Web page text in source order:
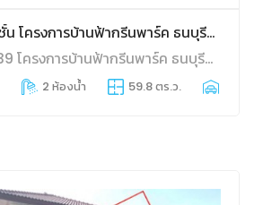
บ้านเดี่ยว 2 ชั้น โครงการบ้านฟ้ากรีนพาร์ค ธนบุรีรมย์
เลขที่ 555/39 โครงการบ้านฟ้ากรีนพาร์ค ธนบุรีรมย์ ถนนประชาอุทิศ
2 ห้องน้ำ 59.8 ตร.ว.